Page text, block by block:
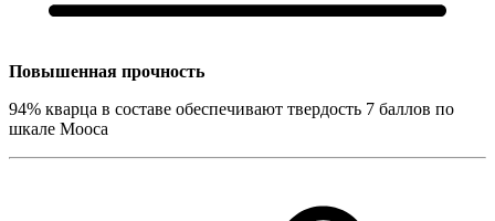
Повышенная прочность
94% кварца в составе обеспечивают твердость 7 баллов по
шкале Мооса